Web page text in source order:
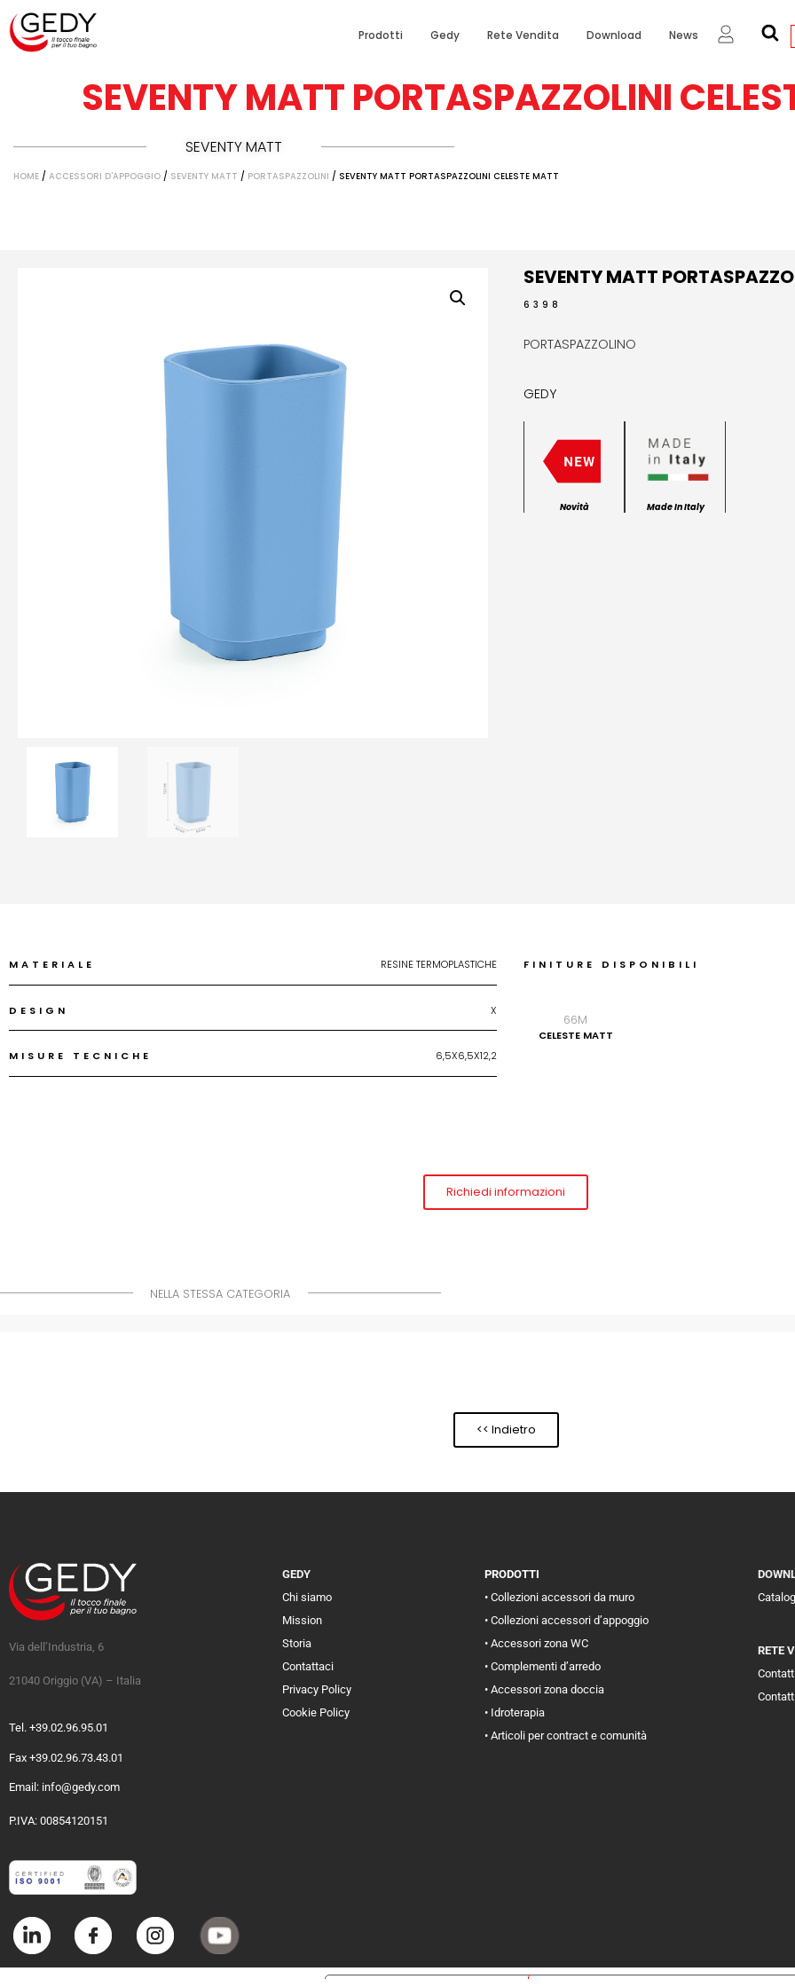
Prodotti Gedy Rete Vendita Download News
SEVENTY MATT PORTASPAZZOLINI
SEVENTY MATT
HOME / ACCESSORI D'APPOGGIO / SEVENTY MATT / PORTASPAZZOLINI / SEVENTY MATT PORTASPAZZOLINI CELESTE MATT
SEVENTY MATT
6398
PORTASPAZZOLINO
GEDY
Novità Made In Italy
MATERIALE RESINE TERMOPLASTICHE
DESIGN X
MISURE TECNICHE 6,5X6,5X12,2
FINITURE DISPONIBILI
66M
CELESTE MATT
Richiedi informazioni
NELLA STESSA CATEGORIA
<< Indietro
Via dell’Industria, 6
21040 Origgio (VA) – Italia
Tel. +39.02.96.95.01
Fax +39.02.96.73.43.01
Email: info@gedy.com
P.IVA: 00854120151
GEDY
Chi siamo
Mission
Storia
Contattaci
Privacy Policy
Cookie Policy
PRODOTTI
• Collezioni accessori da muro
• Collezioni accessori d’appoggio
• Accessori zona WC
• Complementi d’arredo
• Accessori zona doccia
• Idroterapia
• Articoli per contract e comunità
RETE